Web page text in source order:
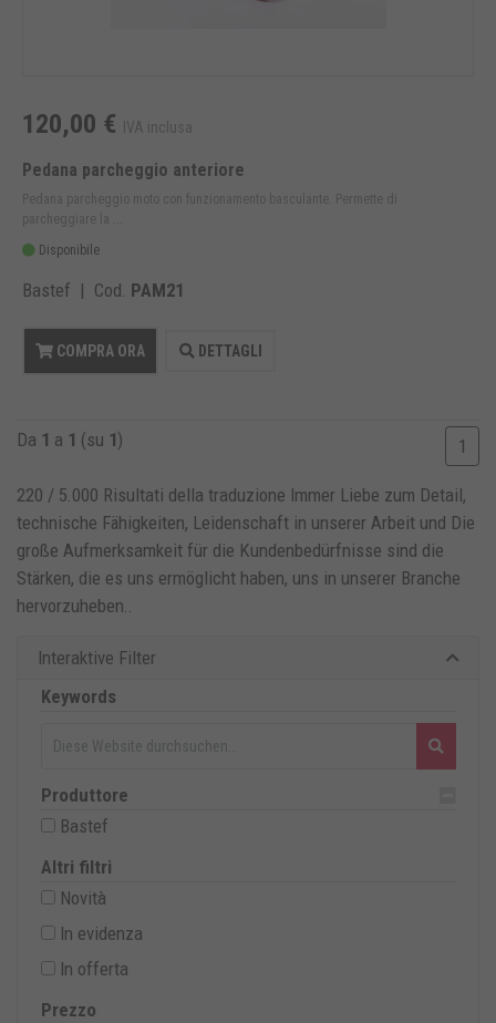
Interaktive Filter
Keywords
Produttore
Bastef
Altri filtri
Novità
In evidenza
In offerta
Prezzo
120,00 € IVA inclusa
Pedana parcheggio anteriore
Pedana parcheggio moto con funzionamento basculante. Permette di
parcheggiare la ...
Disponibile
Bastef | Cod. PAM21
COMPRA ORA DETTAGLI
Da 1 a 1 (su 1) 1
220 / 5.000 Risultati della traduzione Immer Liebe zum Detail,
technische Fähigkeiten, Leidenschaft in unserer Arbeit und Die
große Aufmerksamkeit für die Kundenbedürfnisse sind die
Stärken, die es uns ermöglicht haben, uns in unserer Branche
hervorzuheben..